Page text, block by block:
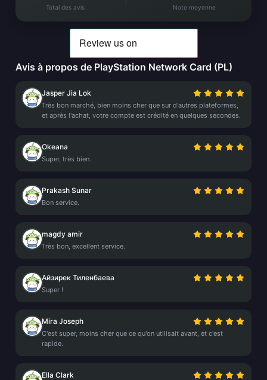
Total des avis Note moyenne
Avis à propos de PlayStation Network Card (PL)
Jasper Jia Lok
Très bon marché, bien moins cher que sur d'autres plateformes,
et après l'achat, votre compte est crédité en quelques secondes.
Okeana
Super, très bien.
Prakash Sunar
Bon service.
magdy amir
Très bon, excellent service.
Айзирек Тиленбаева
Super !
Mira Joseph
C'est super, moins cher que ce qu'on utilisait avant, et c'est
rapide.
Ella Clark